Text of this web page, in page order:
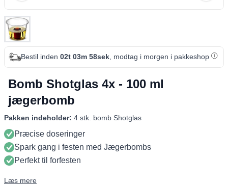
Bestil inden 02t 03m 58sek, modtag i morgen i pakkeshop
Bomb Shotglas 4x - 100 ml
jægerbomb
Pakken indeholder: 4 stk. bomb Shotglas
Præcise doseringer
Spark gang i festen med Jægerbombs
Perfekt til forfesten
Læs mere